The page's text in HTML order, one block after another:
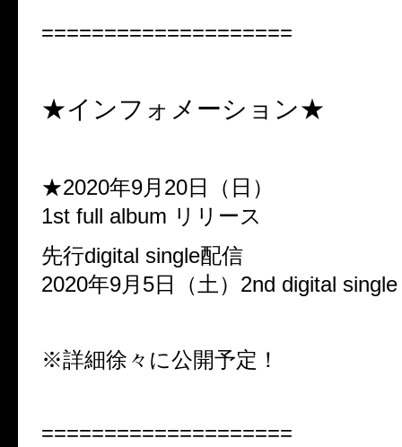
====================
★インフォメーション★
★2020年9月20日（日）
1st full album リリース
先行digital single配信
2020年9月5日（土）2nd digital single
※詳細徐々に公開予定！
====================